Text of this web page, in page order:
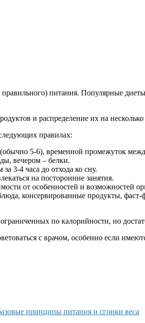
питания. Популярные
и распределение их на
правилах:
5-6), временной промежуток
вечером – белки.
3-4 часа до отхода ко сну.
на посторонние занятия.
от особенностей и возможностей
консервированные продукты,
по калорийности, но
с врачом, особенно если
принципы питания и сгонки веса